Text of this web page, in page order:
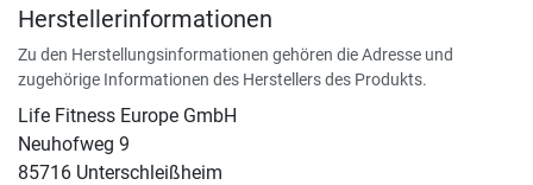
Herstellerinformationen
Zu den Herstellungsinformationen gehören die Adresse und
zugehörige Informationen des Herstellers des Produkts.
Life Fitness Europe GmbH
Neuhofweg 9
85716 Unterschleißheim